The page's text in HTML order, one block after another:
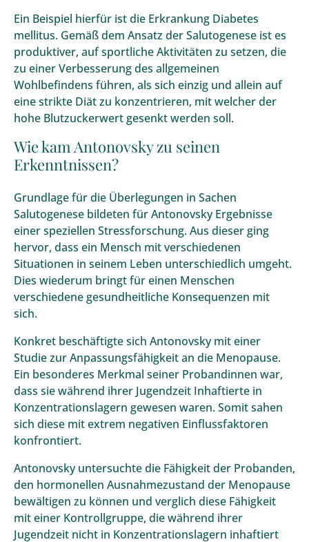
Ein Beispiel hierfür ist die Erkrankung Diabetes
mellitus. Gemäß dem Ansatz der Salutogenese ist es
produktiver, auf sportliche Aktivitäten zu setzen, die
zu einer Verbesserung des allgemeinen
Wohlbefindens führen, als sich einzig und allein auf
eine strikte Diät zu konzentrieren, mit welcher der
hohe Blutzuckerwert gesenkt werden soll.
Wie kam Antonovsky zu seinen
Erkenntnissen?
Grundlage für die Überlegungen in Sachen
Salutogenese bildeten für Antonovsky Ergebnisse
einer speziellen Stressforschung. Aus dieser ging
hervor, dass ein Mensch mit verschiedenen
Situationen in seinem Leben unterschiedlich umgeht.
Dies wiederum bringt für einen Menschen
verschiedene gesundheitliche Konsequenzen mit
sich.
Konkret beschäftigte sich Antonovsky mit einer
Studie zur Anpassungsfähigkeit an die Menopause.
Ein besonderes Merkmal seiner Probandinnen war,
dass sie während ihrer Jugendzeit Inhaftierte in
Konzentrationslagern gewesen waren. Somit sahen
sich diese mit extrem negativen Einflussfaktoren
konfrontiert.
Antonovsky untersuchte die Fähigkeit der Probanden,
den hormonellen Ausnahmezustand der Menopause
bewältigen zu können und verglich diese Fähigkeit
mit einer Kontrollgruppe, die während ihrer
Jugendzeit nicht in Konzentrationslagern inhaftiert